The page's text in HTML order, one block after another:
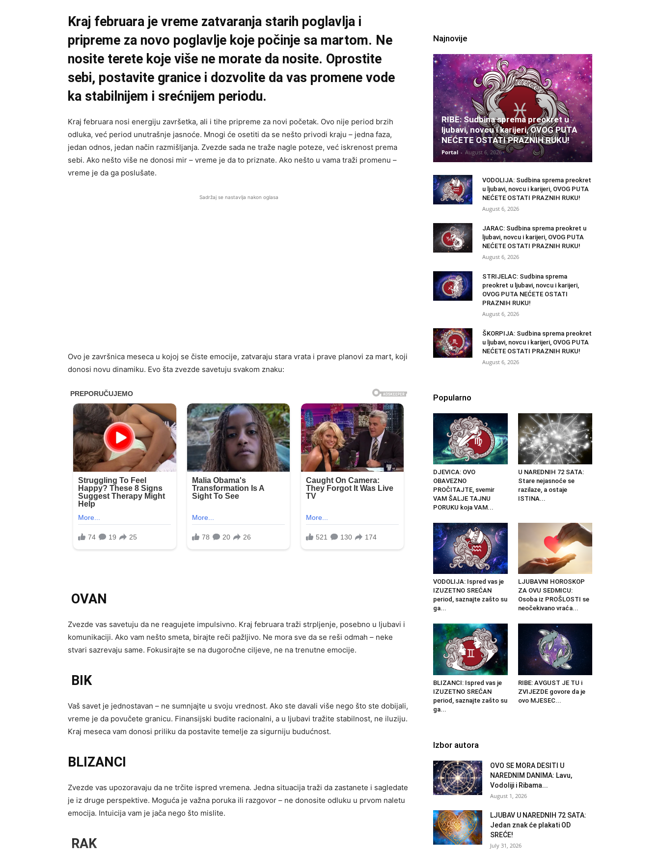
Kraj februara je vreme zatvaranja starih poglavlja i
pripreme za novo poglavlje koje počinje sa martom. Ne
nosite terete koje više ne morate da nosite. Oprostite
sebi, postavite granice i dozvolite da vas promene vode
ka stabilnijem i srećnijem periodu.
Kraj februara nosi energiju završetka, ali i tihe pripreme za novi početak. Ovo nije period brzih
odluka, već period unutrašnje jasnoće. Mnogi će osetiti da se nešto privodi kraju – jedna faza,
jedan odnos, jedan način razmišljanja. Zvezde sada ne traže nagle poteze, već iskrenost prema
sebi. Ako nešto više ne donosi mir – vreme je da to priznate. Ako nešto u vama traži promenu –
vreme je da ga poslušate.
Sadržaj se nastavlja nakon oglasa
Ovo je završnica meseca u kojoj se čiste emocije, zatvaraju stara vrata i prave planovi za mart, koji
donosi novu dinamiku. Evo šta zvezde savetuju svakom znaku:
OVAN
Zvezde vas savetuju da ne reagujete impulsivno. Kraj februara traži strpljenje, posebno u ljubavi i
komunikaciji. Ako vam nešto smeta, birajte reči pažljivo. Ne mora sve da se reši odmah – neke
stvari sazrevaju same. Fokusirajte se na dugoročne ciljeve, ne na trenutne emocije.
BIK
Vaš savet je jednostavan – ne sumnjajte u svoju vrednost. Ako ste davali više nego što ste dobijali,
vreme je da povučete granicu. Finansijski budite racionalni, a u ljubavi tražite stabilnost, ne iluziju.
Kraj meseca vam donosi priliku da postavite temelje za sigurniju budućnost.
BLIZANCI
Zvezde vas upozoravaju da ne trčite ispred vremena. Jedna situacija traži da zastanete i sagledate
je iz druge perspektive. Moguća je važna poruka ili razgovor – ne donosite odluku u prvom naletu
emocija. Intuicija vam je jača nego što mislite.
RAK
Najnovije
RIBE: Sudbina sprema preokret u
ljubavi, novcu i karijeri, OVOG PUTA
NEĆETE OSTATI PRAZNIH RUKU!
Portal - August 6, 2026
VODOLIJA: Sudbina sprema preokret
u ljubavi, novcu i karijeri, OVOG PUTA
NEĆETE OSTATI PRAZNIH RUKU!
August 6, 2026
JARAC: Sudbina sprema preokret u
ljubavi, novcu i karijeri, OVOG PUTA
NEĆETE OSTATI PRAZNIH RUKU!
August 6, 2026
STRIJELAC: Sudbina sprema
preokret u ljubavi, novcu i karijeri,
OVOG PUTA NEĆETE OSTATI
PRAZNIH RUKU!
August 6, 2026
ŠKORPIJA: Sudbina sprema preokret
u ljubavi, novcu i karijeri, OVOG PUTA
NEĆETE OSTATI PRAZNIH RUKU!
August 6, 2026
Popularno
DJEVICA: OVO
OBAVEZNO
PROČITAJTE, svemir
VAM ŠALJE TAJNU
PORUKU koja VAM...
U NAREDNIH 72 SATA:
Stare nejasnoće se
razilaze, a ostaje
ISTINA...
VODOLIJA: Ispred vas je
IZUZETNO SREĆAN
period, saznajte zašto su
ga...
LJUBAVNI HOROSKOP
ZA OVU SEDMICU:
Osoba iz PROŠLOSTI se
neočekivano vraća...
BLIZANCI: Ispred vas je
IZUZETNO SREĆAN
period, saznajte zašto su
ga...
RIBE: AVGUST JE TU i
ZVIJEZDE govore da je
ovo MJESEC...
Izbor autora
OVO SE MORA DESITI U
NAREDNIM DANIMA: Lavu,
Vodoliji i Ribama...
August 1, 2026
LJUBAV U NAREDNIH 72 SATA:
Jedan znak će plakati OD
SREĆE!
July 31, 2026